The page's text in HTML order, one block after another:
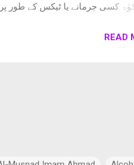
کسی جرمانے یا ٹیکس کے طور
علاؤ الدین علی بن سلیمان
READ